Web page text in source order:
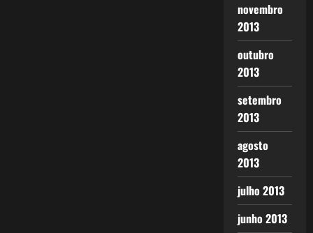
novembro
2013
outubro
2013
setembro
2013
agosto
2013
julho 2013
junho 2013